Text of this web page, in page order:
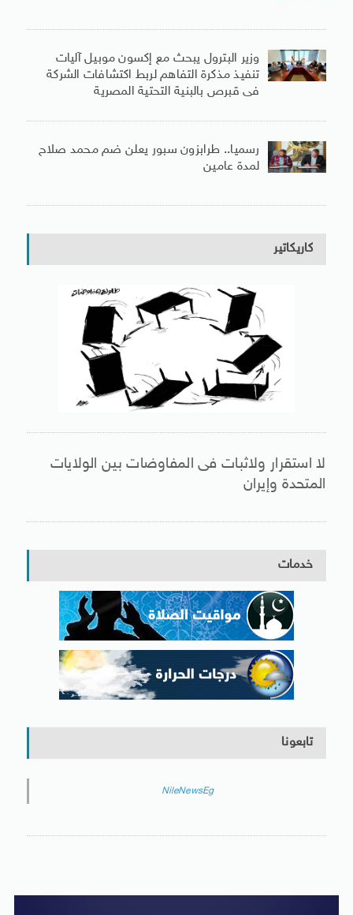
وزير البترول يبحث مع إكسون موبيل آليات
تنفيذ مذكرة التفاهم لربط اكتشافات الشركة
فى قبرص بالبنية التحتية المصرية
رسميا.. طرابزون سبور يعلن ضم محمد صلاح
لمدة عامين
كاريكاتير
لا استقرار ولاثبات فى المفاوضات بين الولايات
المتحدة وإيران
خدمات
تابعونا
NileNewsEg